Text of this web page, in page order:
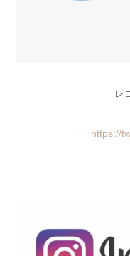
レ
https://